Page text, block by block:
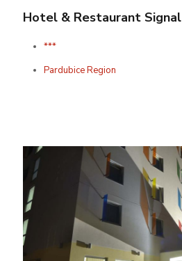
Hotel & Restaurant Signal
***
Pardubice Region